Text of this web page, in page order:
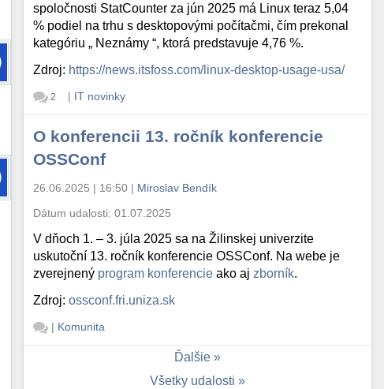
spoločnosti StatCounter za jún 2025 má Linux teraz 5,04
% podiel na trhu s desktopovými počítačmi, čím prekonal
kategóriu „ Neznámy “, ktorá predstavuje 4,76 %.
Zdroj: https://news.itsfoss.com/linux-desktop-usage-usa/
2 | IT novinky
O konferencii 13. ročník konferencie
OSSConf
26.06.2025 | 16:50 | Miroslav Bendík
Dátum udalosti:01.07.2025
V dňoch 1. – 3. júla 2025 sa na Žilinskej univerzite
uskutoční 13. ročník konferencie OSSConf. Na webe je
zverejnený program konferencie ako aj zborník.
Zdroj:ossconf.fri.uniza.sk
| Komunita
Ďalšie
Všetky udalosti